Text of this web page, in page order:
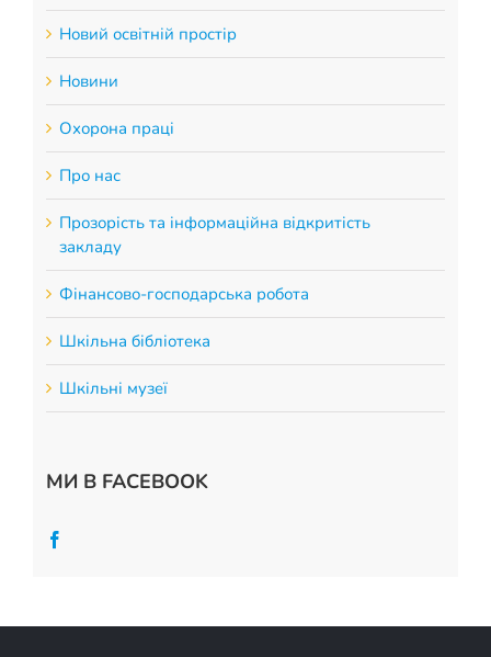
Новий освітній простір
Новини
Охорона праці
Про нас
Прозорість та інформаційна відкритість
закладу
Фінансово-господарська робота
Шкільна бібліотека
Шкільні музеї
МИ В FACEBOOK